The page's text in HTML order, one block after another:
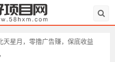
天星月，零撸广告赚，保底收益